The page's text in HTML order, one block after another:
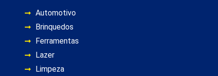
Automotivo
Brinquedos
Ferramentas
Lazer
Limpeza